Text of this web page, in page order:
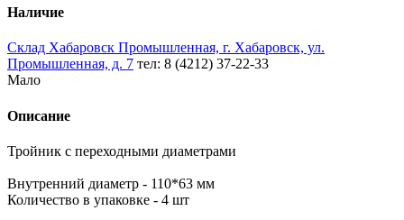
Наличие
Склад Хабаровск Промышленная, г. Хабаровск, ул.
Промышленная, д. 7 тел: 8 (4212) 37-22-33
Мало
Описание
Тройник с переходными диаметрами
Внутренний диаметр - 110*63 мм
Количество в упаковке - 4 шт